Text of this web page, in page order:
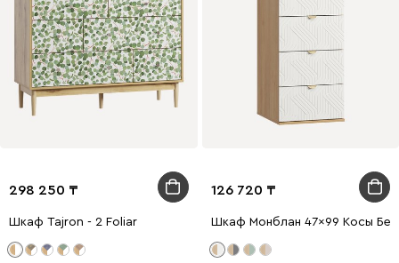
298 250
Шкаф Tajron - 2 Foliar
126 720
Шкаф Монблан 47x99 Косы